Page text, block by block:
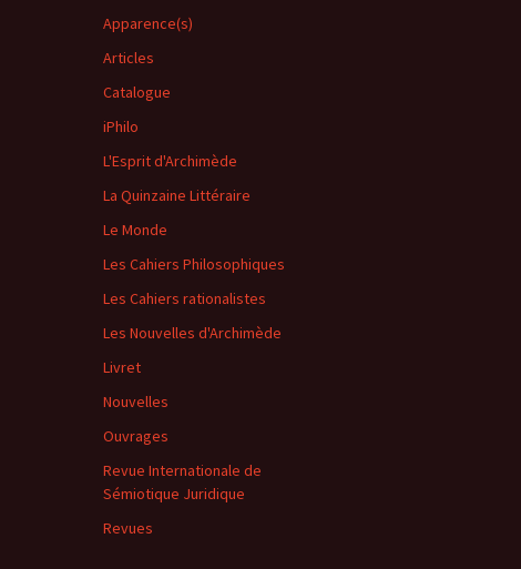
Apparence(s)
Articles
Catalogue
iPhilo
L'Esprit d'Archimède
La Quinzaine Littéraire
Le Monde
Les Cahiers Philosophiques
Les Cahiers rationalistes
Les Nouvelles d'Archimède
Livret
Nouvelles
Ouvrages
Revue Internationale de
Sémiotique Juridique
Revues